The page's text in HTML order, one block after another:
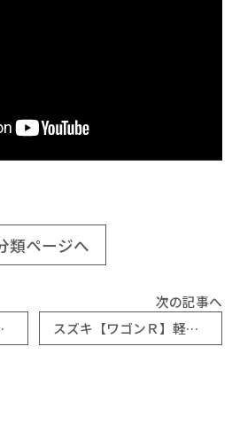
類ページへ
日市石内バイパス店
次の記事へ
スズキ【ワゴンＲ】軽自動車の車検も安い｜マッハ車検五日市石内バイパス店